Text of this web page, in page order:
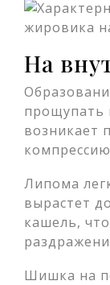
На
прощупать
возникает
Липома
вырастет
кашель,
Шишка на